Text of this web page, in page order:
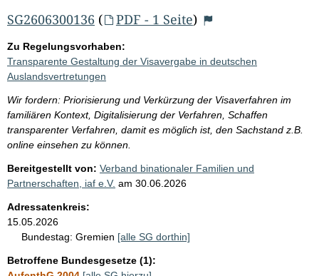
SG2606300136 ( PDF - 1 Seite)
Zu Regelungsvorhaben:
Transparente Gestaltung der Visavergabe in deutschen
Auslandsvertretungen
Wir fordern: Priorisierung und Verkürzung der Visaverfahren im
familiären Kontext, Digitalisierung der Verfahren, Schaffen
transparenter Verfahren, damit es möglich ist, den Sachstand z.B.
online einsehen zu können.
Bereitgestellt von: Verband binationaler Familien und
Partnerschaften, iaf e.V. am 30.06.2026
Adressatenkreis:
15.05.2026
Bundestag: Gremien [alle SG dorthin]
Betroffene Bundesgesetze (1):